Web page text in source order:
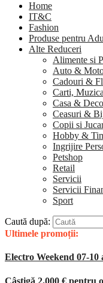
Home
IT&C
Fashion
Produse pentru
Alte Reduceri
Alimente si
Auto &
Cadouri &
Carti,
Casa &
Ceasuri &
Copii si
Hobby &
Ingrijire
Petshop
Retail
Servicii
Servicii
Sport
Caută după:
Ultimele promoții:
Electro Weekend 07-10
Câștigă 2.000 € pentru